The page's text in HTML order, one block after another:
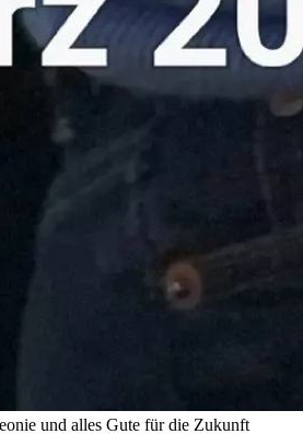
und alles Gute für die Zukunft